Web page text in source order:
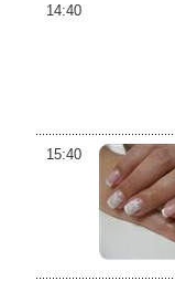
14:40
15:40